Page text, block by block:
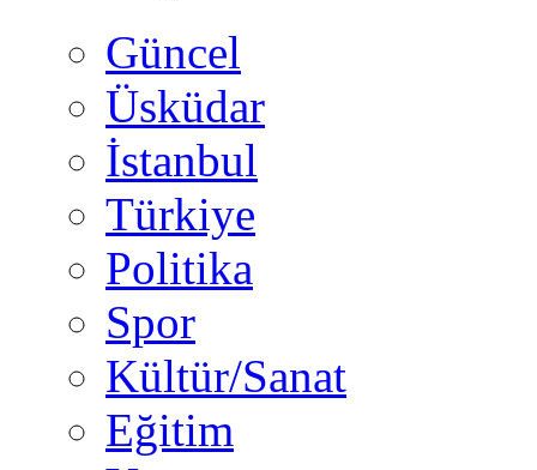
Güncel
Üsküdar
İstanbul
Türkiye
Politika
Spor
Kültür/Sanat
Eğitim